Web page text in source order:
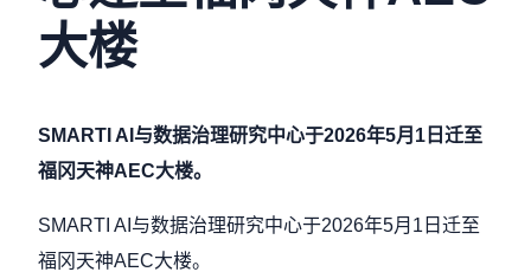
大楼
SMARTI AI与数据治理研究中心于2026年5月1日迁至
福冈天神AEC大楼。
SMARTI AI与数据治理研究中心于2026年5月1日迁至
福冈天神AEC大楼。